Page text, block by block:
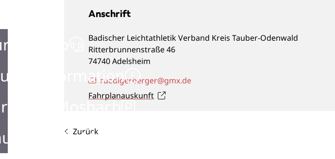
Information
in Mosbach
in Mosbach
Anschrift
Badischer Leichtathletik Verband Kreis Tauber-Odenwald
Ritterbrunnenstraße 46
74740Adelsheim
Fahrplanauskunft
ruedigerberger@gmx.de
Zurück